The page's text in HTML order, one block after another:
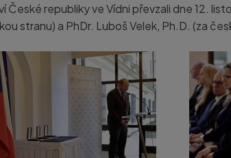
České republiky ve Vídni převzali dne 12.
stranu) a PhDr. Luboš Velek, Ph.D. (za